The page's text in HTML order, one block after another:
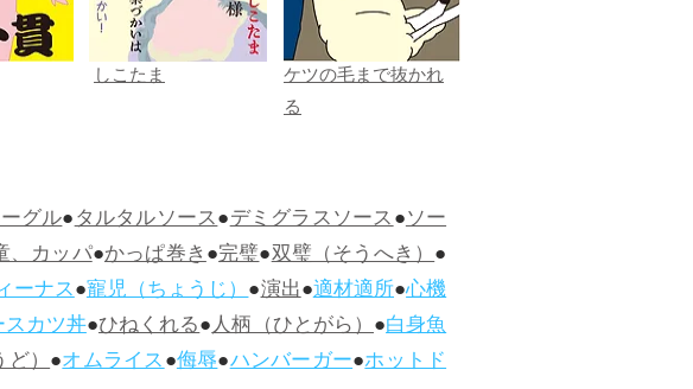
しこたま
ケツの毛まで抜かれ
る
グル●タルタルソース●デミグラスソース●ソー
、カッパ●かっぱ巻き●完璧●双璧（そうへき）●
ーナス●寵児（ちょうじ）●演出●適材適所●心機
カツ丼●ひねくれる●人柄（ひとがら）●白身魚
ど）●オムライス●侮辱●ハンバーガー●ホットド